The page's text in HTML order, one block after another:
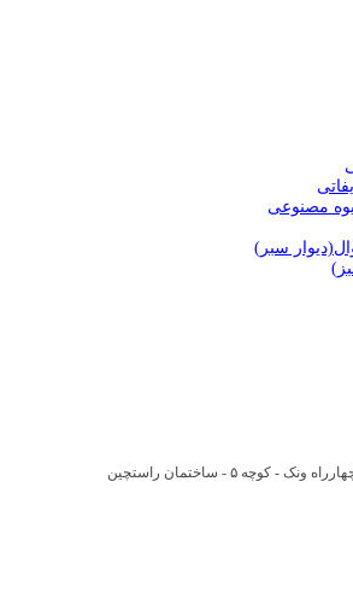
مصنوعی
سبر)
۵ - ساختمان راستچین